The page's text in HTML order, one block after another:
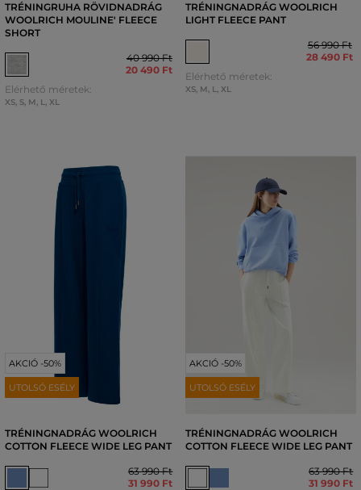
TRÉNINGRUHA RÖVIDNADRÁG
WOOLRICH MOULINE' FLEECE
SHORT
40 990 Ft
20 490 Ft
Elérhető méretek:
XS, S, M, L, XL
TRÉNINGNADRÁG WOOLRICH
LIGHT FLEECE PANT
56 990 Ft
28 490 Ft
Elérhető méretek:
XS, M, L, XL
AKCIÓ -50%
UTOLSÓ ESÉLY
TRÉNINGNADRÁG WOOLRICH
COTTON FLEECE WIDE LEG PANT
63 990 Ft
31 990 Ft
AKCIÓ -50%
UTOLSÓ ESÉLY
TRÉNINGNADRÁG WOOLRICH
COTTON FLEECE WIDE LEG PANT
63 990 Ft
31 990 Ft